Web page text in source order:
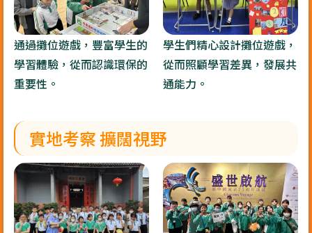
通過攤位遊戲，豐富學生的
學習體驗，從而認識環保的
重要性。
學生們精心設計攤位遊戲，
從而照顧學習差異，發展共
通能力。
實地考察 擴闊視野